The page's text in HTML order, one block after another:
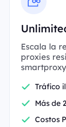
Escala la
proxies
smartproxy
Tráfico
Más de
Costos